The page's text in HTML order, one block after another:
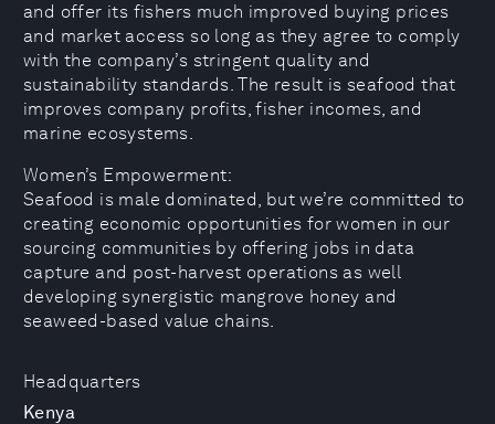
Headquarters
Kenya
and offer its fishers much improved buying prices
and market access so long as they agree to comply
with the company’s stringent quality and
sustainability standards. The result is seafood that
improves company profits, fisher incomes, and
marine ecosystems.
Women’s Empowerment:
Seafood is male dominated, but we’re committed to
creating economic opportunities for women in our
sourcing communities by offering jobs in data
capture and post-harvest operations as well
developing synergistic mangrove honey and
seaweed-based value chains.